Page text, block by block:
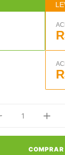
COMPRAR